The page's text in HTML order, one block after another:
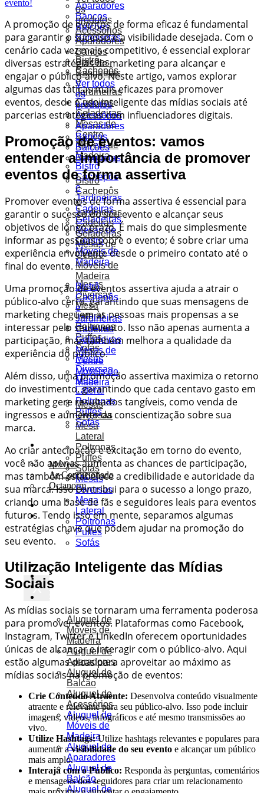
Aparadores
Bancos
Balcões
Banquetas
Bistrô
Cachepôs
e
Jardineiras
Cadeiras
Geladeiras
Mesas de
Centro
Móveis de
Madeira
Bistrô
Cachepôs
e
Jardineiras
Cadeiras
Geladeiras
Mesas de
Centro
Móveis de
Madeira
Mesas
Diversas
Mesa
Lateral
Poltronas
Puffes
Sofás
Mesas
Diversas
Mesa
Lateral
Poltronas
Puffes
Sofás
Soluções
Móveis
Ar Condicionado
Octanorm
Portfólio
Orçamentos
X
os
produtos
Acessórios
Aparadores
Bancos
Balcões
Banquetas
Ver todos
os
produtos
Acessórios
Aparadores
Bancos
Balcões
Banquetas
Bistrô
Cachepôs
e
Jardineiras
Cadeiras
Geladeiras
Mesas de
Centro
Móveis de
Madeira
Bistrô
Cachepôs
e
Jardineiras
Cadeiras
Geladeiras
Mesas de
Centro
Móveis de
Madeira
Mesas
Diversas
Mesa
Lateral
Poltronas
Puffes
Sofás
Mesas
Diversas
Mesa
Lateral
Poltronas
Puffes
Sofás
Móveis
Ar Condicionado
Octanorm
Aluguel de
Móveis de
Madeira
Aluguel de
Aparadores
Aluguel de
Balcão
Aluguel de
Acessórios
Aluguel de
Móveis de
Madeira
Aluguel de
Aparadores
Aluguel de
Balcão
Aluguel de
A promoção de eventos de forma eficaz é fundamental
para garantir o sucesso e a visibilidade desejada. Com o
cenário cada vez mais competitivo, é essencial explorar
diversas estratégias de marketing para alcançar e
engajar o público-alvo. Neste artigo, vamos explorar
algumas das táticas mais eficazes para promover
eventos, desde o uso inteligente das mídias sociais até
parcerias estratégicas com influenciadores digitais.
Promoção de eventos: vamos
entender a importância de promover
eventos de forma assertiva
Promover eventos de forma assertiva é essencial para
garantir o sucesso do seu evento e alcançar seus
objetivos de longo prazo. É mais do que simplesmente
informar as pessoas sobre o evento; é sobre criar uma
experiência envolvente desde o primeiro contato até o
final do evento.
Uma promoção de eventos assertiva ajuda a atrair o
público-alvo certo, garantindo que suas mensagens de
marketing cheguem às pessoas mais propensas a se
interessar pelo seu evento. Isso não apenas aumenta a
participação, mas também melhora a qualidade da
experiência do público.
Além disso, uma promoção assertiva maximiza o retorno
do investimento, garantindo que cada centavo gasto em
marketing gere resultados tangíveis, como venda de
ingressos e aumento da conscientização sobre sua
marca.
Ao criar antecipação e excitação em torno do evento,
você não apenas aumenta as chances de participação,
mas também estabelece a credibilidade e autoridade da
sua marca. Isso contribui para o sucesso a longo prazo,
criando uma base de fãs e seguidores leais para eventos
futuros. Tendo isso em mente, separamos algumas
estratégias chave que podem ajudar na promoção do
seu evento.
Utilização Inteligente das Mídias
Sociais
As mídias sociais se tornaram uma ferramenta poderosa
para promover eventos. Plataformas como Facebook,
Instagram, Twitter e LinkedIn oferecem oportunidades
únicas de alcançar e interagir com o público-alvo. Aqui
estão algumas dicas para aproveitar ao máximo as
mídias sociais na promoção de eventos:
Crie Conteúdo Atraente: Desenvolva conteúdo visualmente
atraente e relevante para seu público-alvo. Isso pode incluir
imagens, vídeos, infográficos e até mesmo transmissões ao
vivo.
Utilize Hashtags:Utilize hashtags relevantes e populares para
aumentar avisibilidade do seu evento e alcançar um público
mais amplo.
Interaja com o Público: Responda às perguntas, comentários
e mensagens dos seguidores para criar um relacionamento